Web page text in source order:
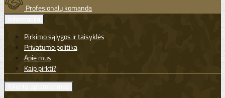
Profesionalų komanda
Pirkimo sąlygos ir taisyklės
Privatumo politika
Apie mus
Kaip pirkti?